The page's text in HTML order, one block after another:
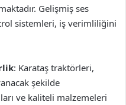
Gelişmiş ses
sistemleri, iş verimliliğini
: Karataş traktörleri,
şekilde
ve kaliteli malzemeleri